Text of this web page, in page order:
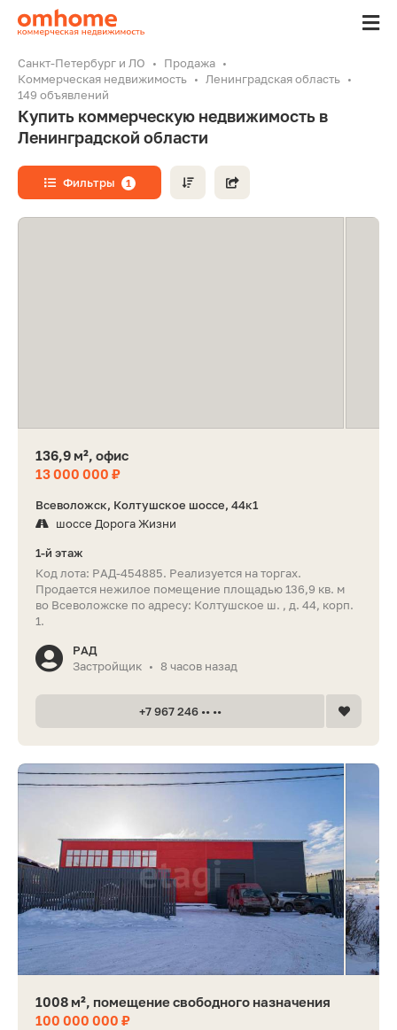
Санкт-Петербург и ЛО
Продажа
Коммерческая недвижимость
Ленинградская область
149 объявлений
Купить коммерческую недвижимость в
Ленинградской области
Фильтры 1
136,9 м², офис
13 000 000 ₽
Всеволожск, Колтушское шоссе, 44к1
шоссе Дорога Жизни
1-й этаж
Код лота: РАД-454885. Реализуется на торгах.
Продается нежилое помещение площадью 136,9 кв. м
во Всеволожске по адресу: Колтушское ш. , д. 44, корп.
1.
РАД
Застройщик • 8 часов назад
+7 967 246 •• ••
1008 м², помещение свободного назначения
100 000 000 ₽